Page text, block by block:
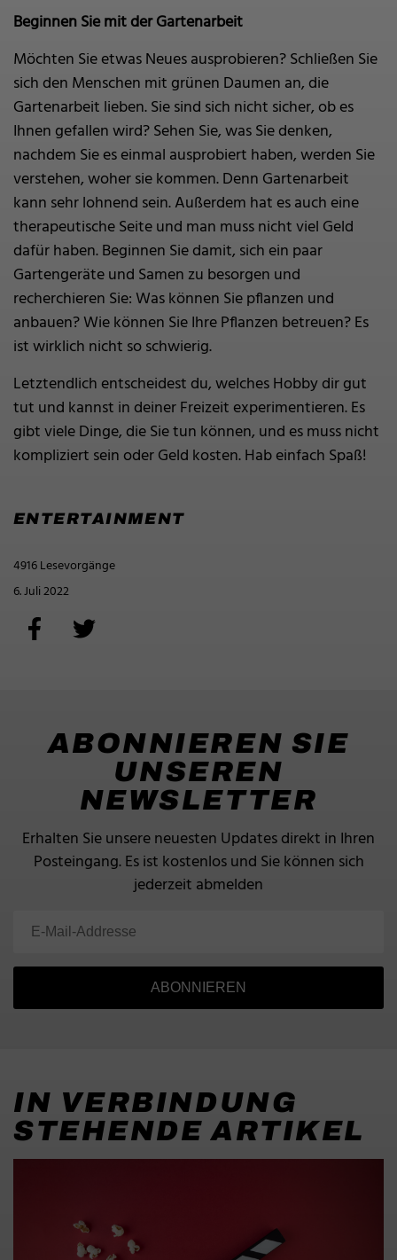
Beginnen Sie mit der Gartenarbeit
Möchten Sie etwas Neues ausprobieren? Schließen Sie
sich den Menschen mit grünen Daumen an, die
Gartenarbeit lieben. Sie sind sich nicht sicher, ob es
Ihnen gefallen wird? Sehen Sie, was Sie denken,
nachdem Sie es einmal ausprobiert haben, werden Sie
verstehen, woher sie kommen. Denn Gartenarbeit
kann sehr lohnend sein. Außerdem hat es auch eine
therapeutische Seite und man muss nicht viel Geld
dafür haben. Beginnen Sie damit, sich ein paar
Gartengeräte und Samen zu besorgen und
recherchieren Sie: Was können Sie pflanzen und
anbauen? Wie können Sie Ihre Pflanzen betreuen? Es
ist wirklich nicht so schwierig.
Letztendlich entscheidest du, welches Hobby dir gut
tut und kannst in deiner Freizeit experimentieren. Es
gibt viele Dinge, die Sie tun können, und es muss nicht
kompliziert sein oder Geld kosten. Hab einfach Spaß!
ENTERTAINMENT
4916 Lesevorgänge
6. Juli 2022
ABONNIEREN SIE
UNSEREN
NEWSLETTER
Erhalten Sie unsere neuesten Updates direkt in Ihren
Posteingang.Es ist kostenlos und Sie können sich
jederzeit abmelden
ABONNIEREN
IN VERBINDUNG
STEHENDE ARTIKEL